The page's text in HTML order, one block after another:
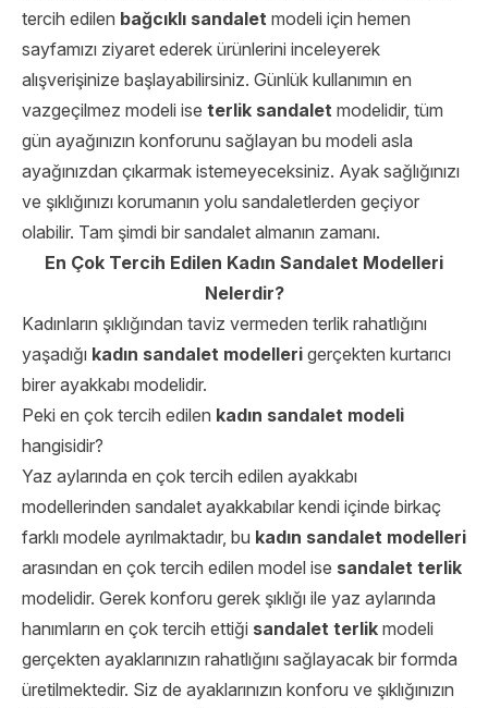
tercih edilen bağcıklı sandalet modeli için hemen
sayfamızı ziyaret ederek ürünlerini inceleyerek
alışverişinize başlayabilirsiniz. Günlük kullanımın en
vazgeçilmez modeli ise terlik sandalet modelidir, tüm
gün ayağınızın konforunu sağlayan bu modeli asla
ayağınızdan çıkarmak istemeyeceksiniz. Ayak sağlığınızı
ve şıklığınızı korumanın yolu sandaletlerden geçiyor
olabilir. Tam şimdi bir sandalet almanın zamanı.
En Çok Tercih Edilen Kadın Sandalet Modelleri
Nelerdir?
Kadınların şıklığından taviz vermeden terlik rahatlığını
yaşadığı kadın sandalet modelleri gerçekten kurtarıcı
birer ayakkabı modelidir.
Peki en çok tercih edilen kadın sandalet modeli
hangisidir?
Yaz aylarında en çok tercih edilen ayakkabı
modellerinden sandalet ayakkabılar kendi içinde birkaç
farklı modele ayrılmaktadır, bu kadın sandalet modelleri
arasından en çok tercih edilen model ise sandalet terlik
modelidir. Gerek konforu gerek şıklığı ile yaz aylarında
hanımların en çok tercih ettiği sandalet terlik modeli
gerçekten ayaklarınızın rahatlığını sağlayacak bir formda
üretilmektedir. Siz de ayaklarınızın konforu ve şıklığınızın